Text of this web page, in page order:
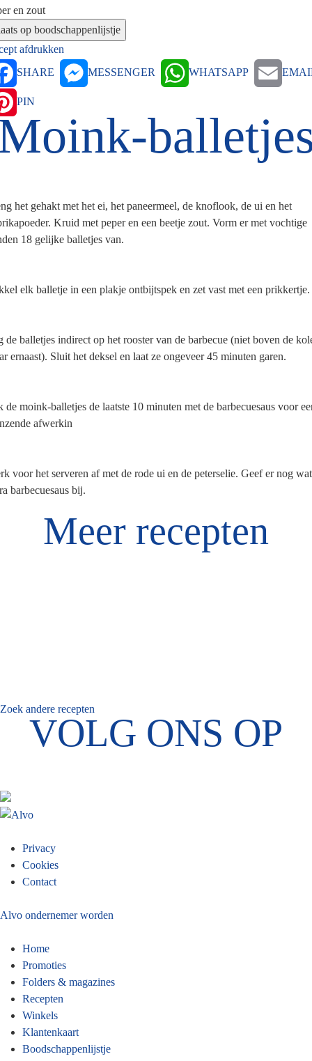
en zout
afdrukken
SHARE
MESSENGER WHATSAPP
PIN
het gehakt met het ei, het paneermeel, de knoflook, de ui en het
Kruid met peper en een beetje zout. Vorm er met vochtige
18 gelijke balletjes van.
elk balletje in een plakje ontbijtspek en zet vast met een prikkertje.
de balletjes indirect op het rooster van de barbecue (niet boven de
ernaast). Sluit het deksel en laat ze ongeveer 45 minuten garen.
de moink-balletjes de laatste 10 minuten met de barbecuesaus voor
afwerkin
voor het serveren af met de rode ui en de peterselie. Geef er nog wat
barbecuesaus bij.
Meer recepten
Zoek andere recepten
VOLG ONS OP
Footer
menu
Privacy
Cookies
Contact
Alvo ondernemer worden
Home
Promoties
Folders & magazines
Recepten
Winkels
Klantenkaart
Boodschappenlijstje